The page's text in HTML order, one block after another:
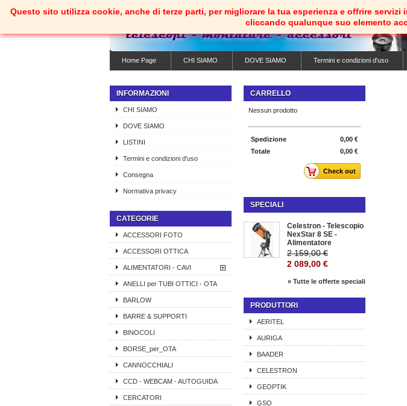
Home Page CHI SIAMO DOVE SIAMO Termini e condizioni d'uso
INFORMAZIONI
CHI SIAMO
DOVE SIAMO
LISTINI
Termini e condizioni d'uso
Consegna
Normativa privacy
CATEGORIE
ACCESSORI FOTO
ACCESSORI OTTICA
ALIMENTATORI - CAVI
ANELLI per TUBI OTTICI - OTA
BARLOW
BARRE & SUPPORTI
BINOCOLI
BORSE_per_OTA
CANNOCCHIALI
CCD - WEBCAM - AUTOGUIDA
CERCATORI
CARRELLO
Nessun prodotto
0,00 €
Spedizione
0,00 €
Totale
Check out
SPECIALI
Celestron - Telescopio
NexStar 8 SE -
Alimentatore
2 159,00 €
2 089,00 €
» Tutte le offerte speciali
PRODUTTORI
AERITEL
AURIGA
BAADER
CELESTRON
GEOPTIK
GSO
Questo sito utilizza cookie, anche di terze parti, per migliorare la tua esperienza e offrire
cliccando qualunque suo elemento